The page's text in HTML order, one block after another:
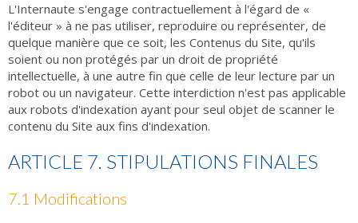
L'Internaute s'engage contractuellement à l'égard de «
l'éditeur » à ne pas utiliser, reproduire ou représenter, de
quelque manière que ce soit, les Contenus du Site, qu'ils
soient ou non protégés par un droit de propriété
intellectuelle, à une autre fin que celle de leur lecture par un
robot ou un navigateur. Cette interdiction n'est pas applicable
aux robots d'indexation ayant pour seul objet de scanner le
contenu du Site aux fins d'indexation.
ARTICLE 7. STIPULATIONS FINALES
7.1 Modifications